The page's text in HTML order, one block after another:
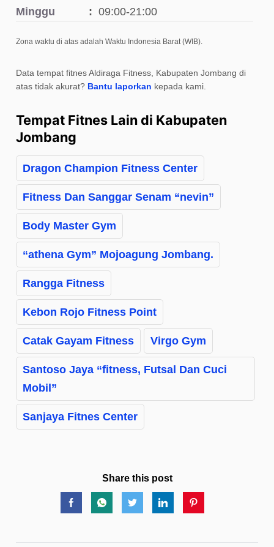
Minggu
09:00-21:00
Zona waktu di atas adalah Waktu Indonesia Barat (WIB).
Data tempat fitnes Aldiraga Fitness, Kabupaten Jombang di
atas tidak akurat? Bantu laporkan kepada kami.
Tempat Fitnes Lain di Kabupaten
Jombang
Dragon Champion Fitness Center
Fitness Dan Sanggar Senam “nevin”
Body Master Gym
“athena Gym” Mojoagung Jombang.
Rangga Fitness
Kebon Rojo Fitness Point
Catak Gayam Fitness Virgo Gym
Santoso Jaya “fitness, Futsal Dan Cuci
Mobil”
Sanjaya Fitnes Center
Share this post